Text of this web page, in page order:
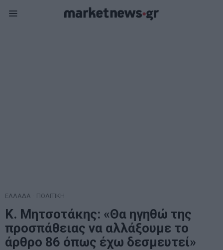
ΕΛΛΑΔΑ ΠΟΛΙΤΙΚΗ
Κ. Μητσοτάκης: «Θα ηγηθώ της
προσπάθειας να αλλάξουμε το
άρθρο 86 όπως έχω δεσμευτεί»